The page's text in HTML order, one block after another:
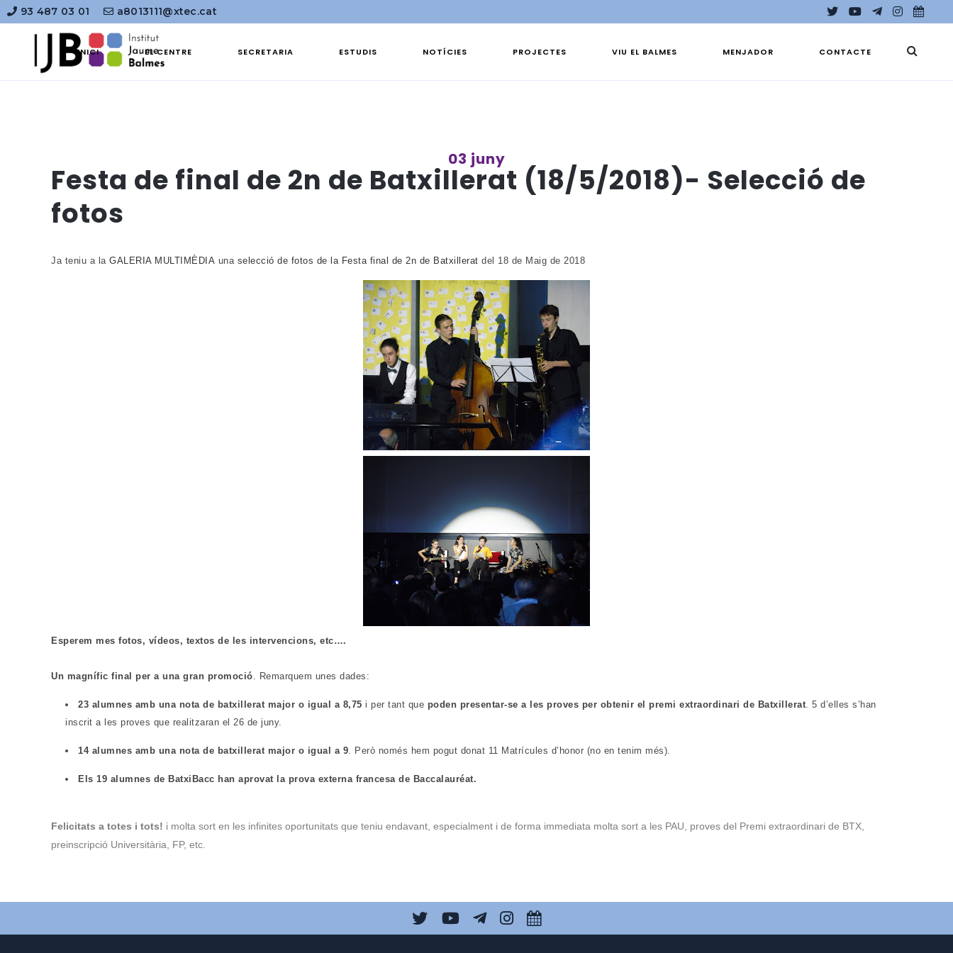
93 487 03 01 a8013111@xtec.cat
INICI EL CENTRE SECRETARIA ESTUDIS NOTÍCIES PROJECTES VIU EL BALMES MENJADOR CONTACTE
03 juny
Festa de final de 2n de Batxillerat (18/5/2018)- Selecció de
fotos
Ja teniu a la GALERIA MULTIMÈDIA una selecció de fotos de la Festa final de 2n de Batxillerat del 18 de Maig de 2018
Esperem mes fotos, vídeos, textos de les intervencions, etc….
Un magnífic final per a una gran promoció. Remarquem unes dades:
23 alumnes amb una nota de batxillerat major o igual a 8,75 i per tant que poden presentar-se a les proves per obtenir el premi extraordinari de Batxillerat. 5 d’elles s’han
inscrit a les proves que realitzaran el 26 de juny.
14 alumnes amb una nota de batxillerat major o igual a 9. Però només hem pogut donat 11 Matrícules d’honor (no en tenim més).
Els 19 alumnes de BatxiBacc han aprovat la prova externa francesa de Baccalauréat.
Felicitats a totes i tots! i molta sort en les infinites oportunitats que teniu endavant, especialment i de forma immediata molta sort a les PAU, proves del Premi extraordinari de BTX,
preinscripció Universitària, FP, etc.